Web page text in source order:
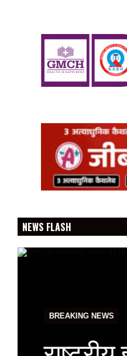
NEWS FLASH
BREAKING NEWS